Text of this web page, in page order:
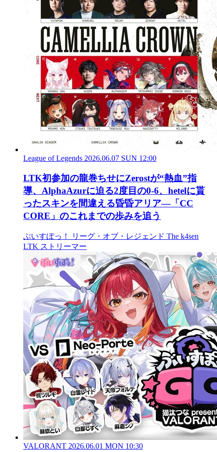
League of Legends 2026.06.07 SUN 12:00
LTK初参加の龍巻ちせにZerostが“熱血”指
導、AlphaAzurに迫る2度目の0-6、hetelに貰
ったスキンを間違える昏昏アリア―「CC
CORE」のこれまでの歩みを追う
ぶいすぽっ！ リーグ・オブ・レジェンド The k4sen
LTK ストリーマー
VALORANT 2026.06.01 MON 10:30